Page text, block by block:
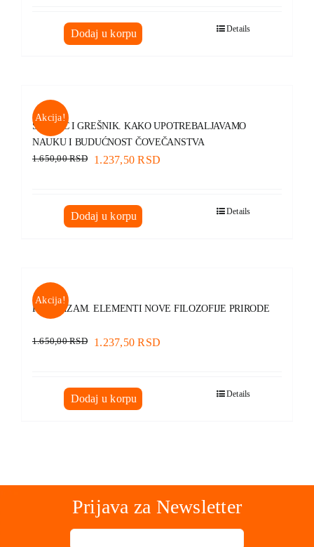
Dodaj u korpu Details
Akcija!
SVETAC I GREŠNIK. KAKO UPOTREBALJAVAMO
NAUKU I BUDUĆNOST ČOVEČANSTVA
1.650,00RSD 1.237,50RSD
Dodaj u korpu Details
Akcija!
FUTURIZAM. ELEMENTI NOVE FILOZOFIJE PRIRODE
1.650,00RSD 1.237,50RSD
Dodaj u korpu Details
Prijava za Newsletter